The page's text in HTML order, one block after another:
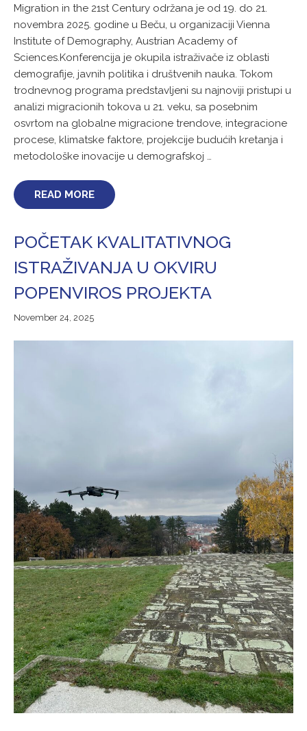
Migration in the 21st Century održana je od 19. do 21.
novembra 2025. godine u Beču, u organizaciji Vienna
Institute of Demography, Austrian Academy of
Sciences.Konferencija je okupila istraživače iz oblasti
demografije, javnih politika i društvenih nauka. Tokom
trodnevnog programa predstavljeni su najnoviji pristupi u
analizi migracionih tokova u 21. veku, sa posebnim
osvrtom na globalne migracione trendove, integracione
procese, klimatske faktore, projekcije budućih kretanja i
metodološke inovacije u demografskoj …
READ MORE
POČETAK KVALITATIVNOG
ISTRAŽIVANJA U OKVIRU
POPENVIROS PROJEKTA
November 24, 2025